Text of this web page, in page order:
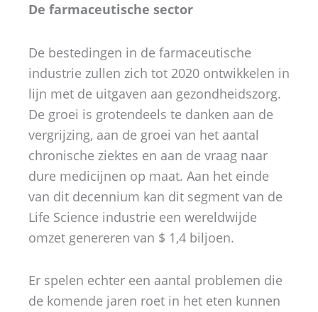
De farmaceutische sector
De bestedingen in de farmaceutische
industrie zullen zich tot 2020 ontwikkelen in
lijn met de uitgaven aan gezondheidszorg.
De groei is grotendeels te danken aan de
vergrijzing, aan de groei van het aantal
chronische ziektes en aan de vraag naar
dure medicijnen op maat. Aan het einde
van dit decennium kan dit segment van de
Life Science industrie een wereldwijde
omzet genereren van $ 1,4 biljoen.
Er spelen echter een aantal problemen die
de komende jaren roet in het eten kunnen